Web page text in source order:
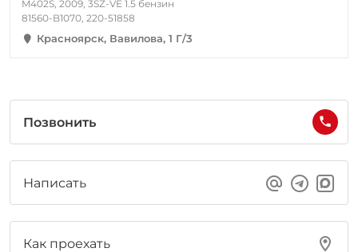
M402S, 2009, 3SZ-VE 1.5 бензин
81560-B1070, 220-51858
Красноярск, Вавилова, 1 Г/3
Позвонить
Написать
Как проехать